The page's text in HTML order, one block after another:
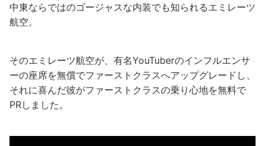
中東ならではのゴージャスな内装でも知られるエミレーツ
航空。
そのエミレーツ航空が、有名YouTuberのインフルエンサ
ーの座席を無償でファーストクラスへアップグレードし、
それに喜んだ彼がファーストクラスの乗り心地を無料で
PRしました。